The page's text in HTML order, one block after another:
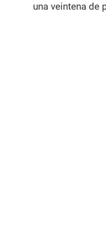
una veintena de